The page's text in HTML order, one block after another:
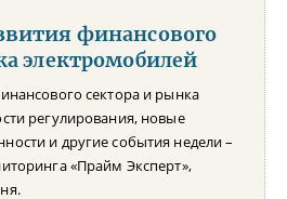
финансового
электромобилей
сектора и рынка
регулирования, новые
и другие события недели –
«Прайм Эксперт»,